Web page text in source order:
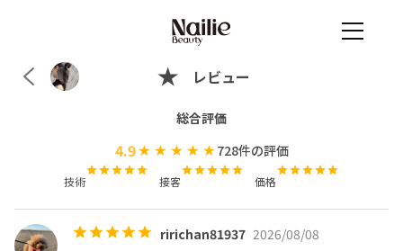
レビュー
総合評価
4.9 728件の評価
技術 接客 価格
ririchan81937 2026/08/08